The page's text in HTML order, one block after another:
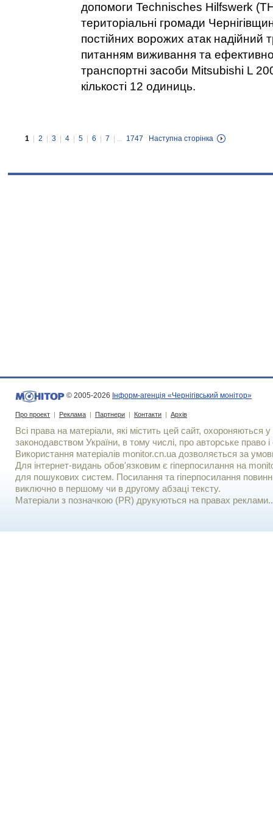
допомоги Technisches Hilfswerk
територіальні громади
постійних ворожих атак надійний
питанням виживання та
транспортні засоби Mitsubishi L
кількості 12 одиниць.
1 2 3 4 5 6 7 | ... 1747 Наступна сторінка
© 2005-2026 Інформ-агенція «Чернігівський монітор»
Про проект | Реклама | Партнери | Контакти | Архів
Всі права на матеріали, які містить цей сайт, охороняються у
законодавством України, в тому числі, про авторське право і
Використання матерiалiв monitor.cn.ua дозволяється за
Для iнтернет-видань обов'язковим є гiперпосилання на
для пошукових систем. Посилання та гіперпосилання
виключно в першому чи в другому абзаці тексту.
Матеріали з позначкою (PR) друкуються на правах реклами..